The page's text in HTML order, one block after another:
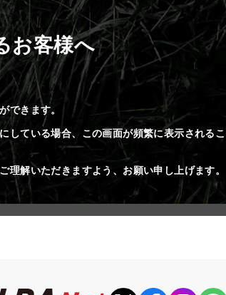
お客様へ
できます。
している場合、この画面が頻繁に表示されるこ
理解いただきますよう、お願い申し上げます。